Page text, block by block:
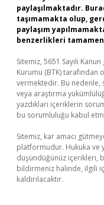
paylaşılmaktadır.
taşımamakta olup,
paylaşım
benzerlikleri
Sitemiz, 5651 Sayılı
Kurumu (BTK) tarafından
vermektedir. Bu
veya araştırma
yazdıkları içeriklerin
bu sorumluluğu kabul
Sitemiz, kar amacı
platformudur. Hukuka ve
düşündüğünüz içerikleri,
bildirmeniz halinde, ilgili
kaldırılacaktır.